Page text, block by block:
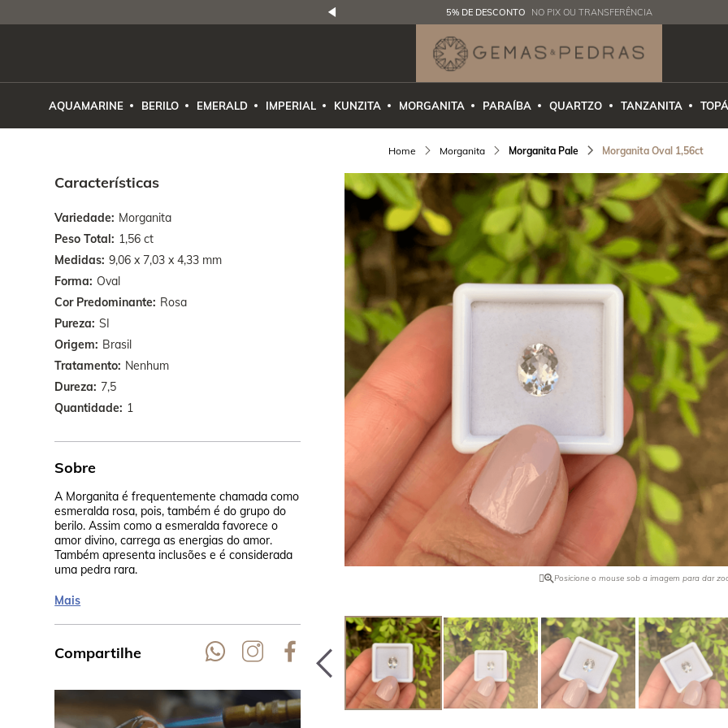
5% DE DESCONTO NO PIX OU TRANSFERÊNCIA
AQUAMARINE BERILO EMERALD IMPERIAL KUNZITA MORGANITA PARAÍBA QUARTZO TANZANITA
Morganita Morganita Pale Morganita Oval 1,56ct
Características
Variedade Morganita
Peso Total 1,56 ct
Medidas 9,06 x 7,03 x 4,33 mm
Forma Oval
Cor Predominante Rosa
Pureza SI
Origem Brasil
Tratamento Nenhum
Dureza 7,5
Quantidade 1
Sobre
A Morganita é frequentemente chamada como
esmeralda rosa, pois, também é do grupo do
berilo. Assim como a esmeralda favorece o
amor divino, carrega as energias do amor.
Também apresenta inclusões e é considerada
uma pedra rara.
Seu rosa claro pode ser intensificado com o
calor, na Tailândia ocorre naturalmente ela na
cor pêssego. Encontrada no Brasil, Tailândia,
Madagascar, Africa e EUA.
Quando foi descoberta na
comprador de joias da Tyffany &
tudo o que havia e vendeu para o
de pedras preciosas, J. P.
o nome dessa pedra. Foi ele quem
maior exemplar dela.
Mais
Compartilhe
Posicione o mouse sob a imagem para dar